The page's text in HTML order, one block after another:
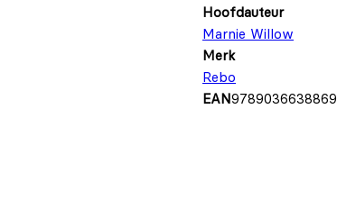
Hoofdauteur
Marnie Willow
Merk
Rebo
EAN9789036638869